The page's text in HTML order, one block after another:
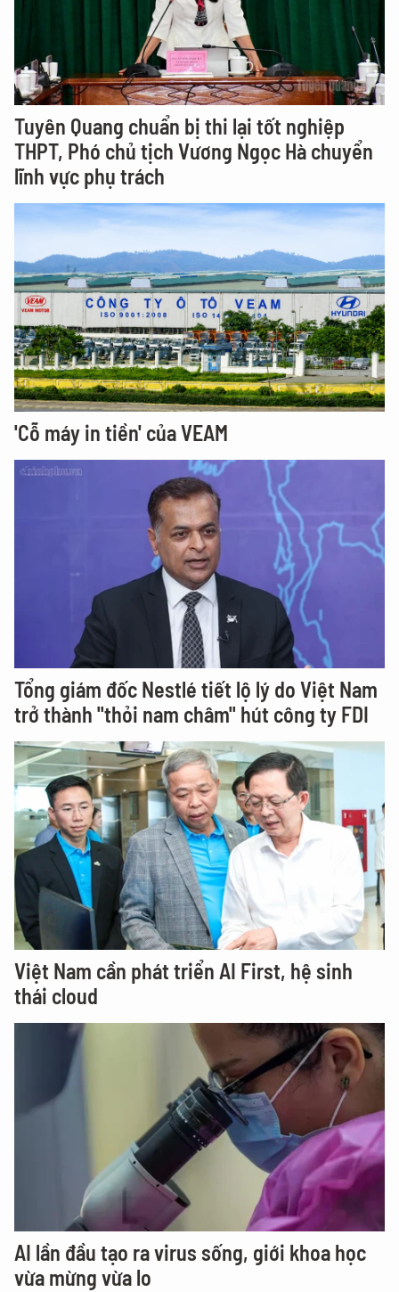
Tuyên Quang chuẩn bị thi lại tốt nghiệp
THPT, Phó chủ tịch Vương Ngọc Hà chuyển
lĩnh vực phụ trách
'Cỗ máy in tiền' của VEAM
Tổng giám đốc Nestlé tiết lộ lý do Việt Nam
trở thành "thỏi nam châm" hút công ty FDI
Việt Nam cần phát triển AI First, hệ sinh
thái cloud
AI lần đầu tạo ra virus sống, giới khoa học
vừa mừng vừa lo